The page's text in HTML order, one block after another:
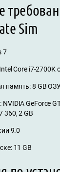
Sim
7
Core i7-2700K
память: 8 GB
GeForce
360, 2 GB
9.0
11 GB